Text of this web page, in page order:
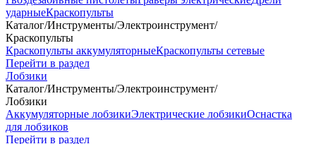
ударныеКраскопульты
Каталог/Инструменты/Электроинструмент/
Краскопульты
Краскопульты аккумуляторныеКраскопульты сетевые
Перейти в раздел
Лобзики
Каталог/Инструменты/Электроинструмент/
Лобзики
Аккумуляторные лобзикиЭлектрические лобзикиОснастка
для лобзиков
Перейти в раздел